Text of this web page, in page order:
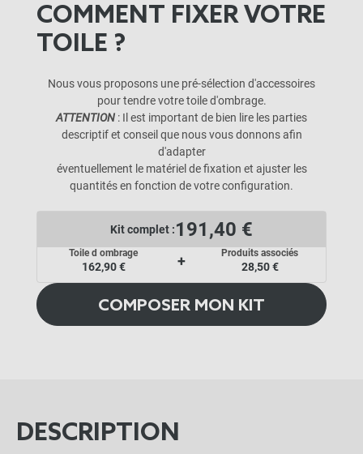
COMMENT FIXER VOTRE
TOILE ?
Nous vous proposons une pré-sélection d'accessoires
pour tendre votre toile d'ombrage.
ATTENTION : Il est important de bien lire les parties
descriptif et conseil que nous vous donnons afin
d'adapter
éventuellement le matériel de fixation et ajuster les
quantités en fonction de votre configuration.
Kit complet :191,40 €
Toile d ombrage
162,90 € +
Produits associés
28,50 €
COMPOSER MON KIT
DESCRIPTION